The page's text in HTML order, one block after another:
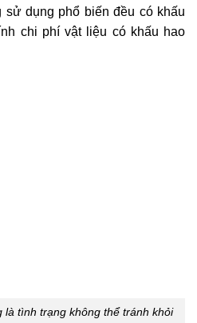
dụng phổ biến đều có khấu
chi phí vật liệu có khấu hao
là tình trạng không thể tránh khỏi